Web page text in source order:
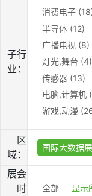
子行
业：
消费电子
半导体 (12)
广播电视 (8)
灯光,舞台 (4)
传感器 (13)
电脑,计算机
游戏,动漫
区
域：
国际大数据
展会
时
全部 显示